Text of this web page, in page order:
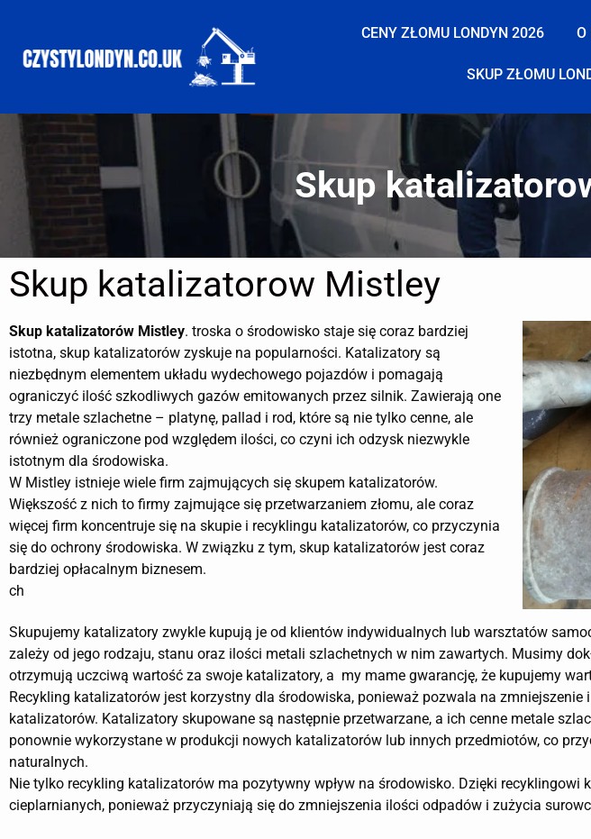
CENY ZŁOMU LONDYN 2026 O
SKUP ZŁOMU
Skup
Skup katalizatorow Mistley
Skup katalizatorów Mistley. troska o środowisko staje się coraz bardziej
istotna, skup katalizatorów zyskuje na popularności. Katalizatory są
niezbędnym elementem układu wydechowego pojazdów i pomagają
ograniczyć ilość szkodliwych gazów emitowanych przez silnik. Zawierają one
trzy metale szlachetne – platynę, pallad i rod, które są nie tylko cenne, ale
również ograniczone pod względem ilości, co czyni ich odzysk niezwykle
istotnym dla środowiska.
W Mistley istnieje wiele firm zajmujących się skupem katalizatorów.
Większość z nich to firmy zajmujące się przetwarzaniem złomu, ale coraz
więcej firm koncentruje się na skupie i recyklingu katalizatorów, co przyczynia
się do ochrony środowiska. W związku z tym, skup katalizatorów jest coraz
bardziej opłacalnym biznesem.
ch
Skupujemy katalizatory zwykle kupują je od klientów indywidualnych lub warsztatów
zależy od jego rodzaju, stanu oraz ilości metali szlachetnych w nim zawartych. Musimy
otrzymują uczciwą wartość za swoje katalizatory, a my mame gwarancję, że kupujemy
Recykling katalizatorów jest korzystny dla środowiska, ponieważ pozwala na
katalizatorów. Katalizatory skupowane są następnie przetwarzane, a ich cenne metale
ponownie wykorzystane w produkcji nowych katalizatorów lub innych przedmiotów, co
naturalnych.
Nie tylko recykling katalizatorów ma pozytywny wpływ na środowisko. Dzięki
cieplarnianych, ponieważ przyczyniają się do zmniejszenia ilości odpadów i zużycia